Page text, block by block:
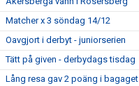
Matcher x 3 söndag 14/12
Oavgjort i derbyt - juniorserien
Tätt på given - derbydags tisdag
Lång resa gav 2 poäng i bagaget